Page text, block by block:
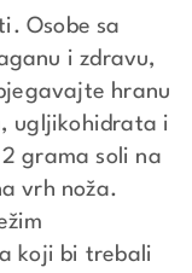
Osobe sa
i zdravu,
hranu
ugljikohidrata i
grama soli na
vrh noža.
koji bi trebali